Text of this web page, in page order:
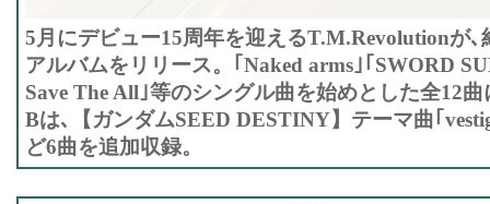
5月にデビュー15周年を迎えるT.M.Revolutionが､
アルバムをリリース。｢Naked arms｣｢SWORD
Save The All｣等のシングル曲を始めとした全12
Bは､【ガンダムSEED DESTINY】テーマ曲｢
ど6曲を追加収録。